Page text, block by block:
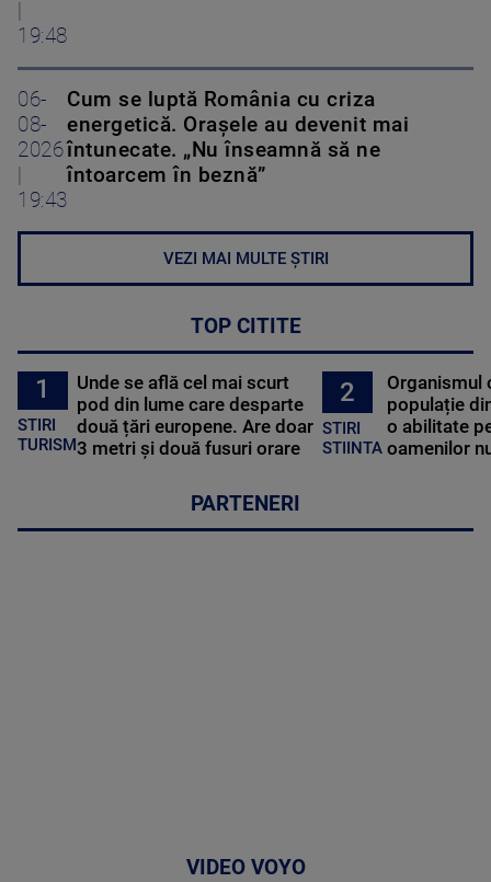
19:48
06-
08-
2026
19:43
Cum se luptă România cu criza
energetică. Orașele au devenit mai
întunecate. „Nu înseamnă să ne
întoarcem în beznă”
VEZI MAI MULTE ȘTIRI
TOP CITITE
1
STIRI
TURISM
Unde se află cel mai scurt
pod din lume care desparte
două țări europene. Are doar
3 metri și două fusuri orare
2
STIRI
STIINTA
Organismul
populație
o abilitate
oamenilor
PARTENERI
VIDEO VOYO